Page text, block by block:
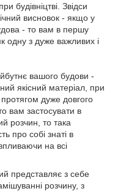
будівніцтві. Звідси
висновок - якщо у
- то вам в першу
одну з дуже важливих і
вашого будови -
якісний матеріал, при
дуже довгого
вам застосувати в
розчин, то така
про собі знаті в
на всі
представляє з себе
розчину, з